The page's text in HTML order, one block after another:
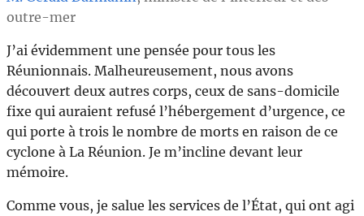
outre-mer
J’ai évidemment une pensée pour tous les
Réunionnais. Malheureusement, nous avons
découvert deux autres corps, ceux de sans-domicile
fixe qui auraient refusé l’hébergement d’urgence, ce
qui porte à trois le nombre de morts en raison de ce
cyclone à La Réunion. Je m’incline devant leur
mémoire.
Comme vous, je salue les services de l’État, qui ont agi